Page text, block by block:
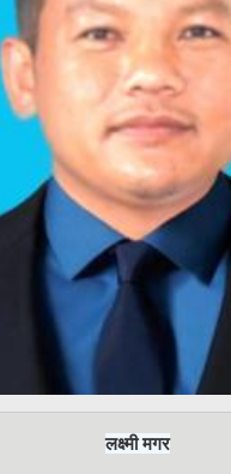
लक्ष्मी मगर